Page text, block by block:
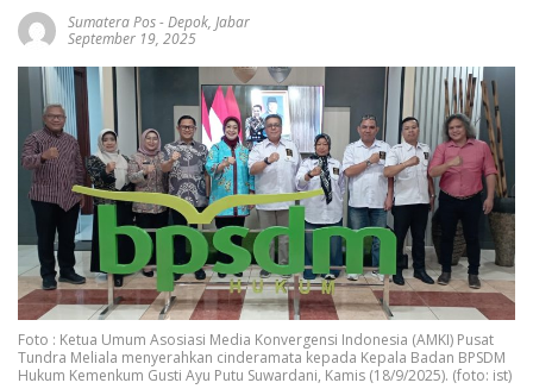
Sumatera Pos-Depok, Jabar
September 19, 2025
Foto : Ketua Umum Asosiasi Media Konvergensi Indonesia (AMKI) Pusat
Tundra Meliala menyerahkan cinderamata kepada Kepala Badan BPSDM
Hukum Kemenkum Gusti Ayu Putu Suwardani, Kamis (18/9/2025). (foto: ist)